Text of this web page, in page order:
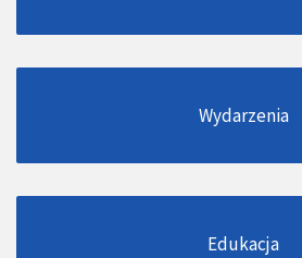
Wydarzenia
Edukacja